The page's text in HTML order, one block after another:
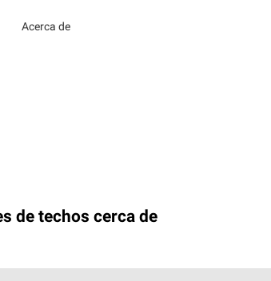
Acerca de
de techos cerca de